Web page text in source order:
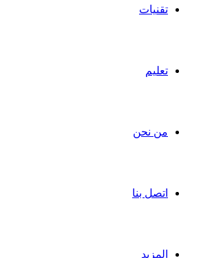
تقنيات
تعليم
من نحن
اتصل بنا
المزيد